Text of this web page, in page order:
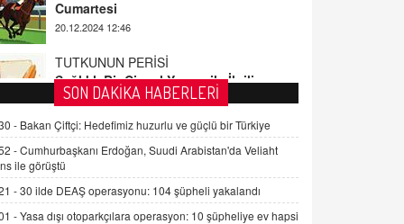
Sağlıklı Bir Cinsel Yaşam ile İlgili
Bilinmesi Gerekenler
FARUK ÖNALAN
Tezkere Onaylanmasaydı…
2 Kasım 2021 Salı 00:11
AV. DOĞAN CAN DOĞAN
Kişisel verilerin korunması ve dijital
hukukun gelişimi
SON DAKİKA HABERLERİ
- Bakan Çiftçi: Hedefimiz huzurlu ve güçlü bir Türkiye
-Cumhurbaşkanı Erdoğan, Suudi Arabistan'da Veliaht
ile görüştü
-30 ilde DEAŞ operasyonu: 104 şüpheli yakalandı
-Yasa dışı otoparkçılara operasyon: 10 şüpheliye ev hapsi